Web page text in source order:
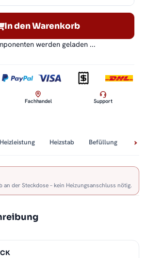
In den Warenkorb
werden geladen ...
Fachhandel Support
Heizleistung Heizstab Befüllung
an der Steckdose – kein Heizungsanschluss nötig.